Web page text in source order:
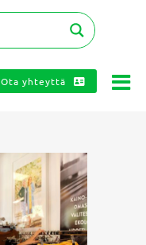
Ota yhteyttä